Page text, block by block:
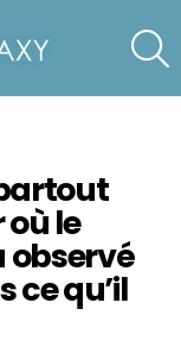
le
ce qu’il